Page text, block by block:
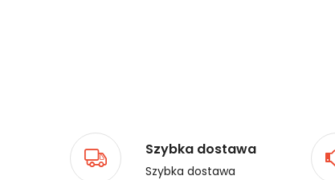
Szybka dostawa
Szybka dostawa